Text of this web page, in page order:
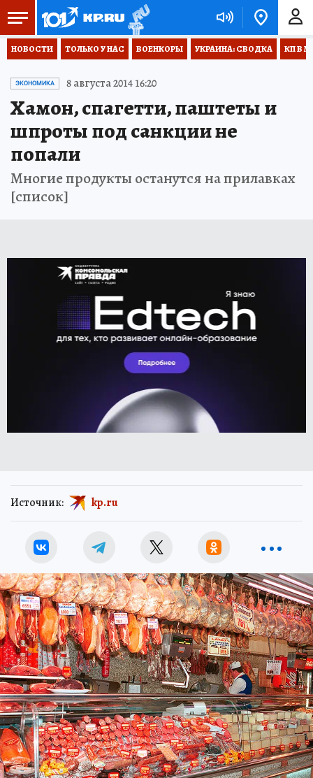
НОВОСТИ ТОЛЬКО У НАС ВОЕНКОРЫ УКРАИНА: СВОДКА КП В
ЭКОНОМИКА 8 августа 2014 16:20
Хамон, спагетти, паштеты и
шпроты под санкции не
попали
Многие продукты останутся на прилавках
[список]
Источник: kp.ru